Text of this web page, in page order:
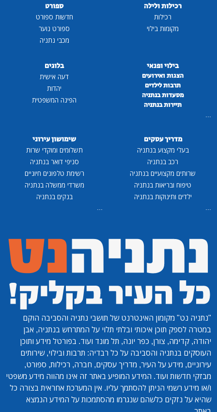
רכילות ולילה
רכילות
מקומות בילוי
ספורט
חדשות ספורט
ספורט נוער
מכבי נתניה
בילוי ופנאי
הצגות ואירועים
תרבות לילדים
מסעדות בנתניה
תיירות בנתניה
בלוגים
דעה אישית
יהדות
הפינה המשפטית
מדריך עסקים
בעלי מקצוע בנתניה
רכב בנתניה
שרותים מקצועיים בנתניה
טיפוח ובריאות בנתניה
ילדים ותינוקות בנתניה
שימושון עירוני
תשלומים ומוקדי שרות
סניפי דואר בנתניה
רשימת טלפונים חיוניים
משרדי ממשלה בנתניה
בנקים בנתניה
"נתניה נט" מקומון האינטרנט של תושבי נתניה והסביבה הוקם
במטרה לספק תוכן איכותי ובלתי תלוי על המתרחש בנתניה, אבן
יהודה, קדימה, צורן, כפר יונה, תל מונד ועוד. בפורטל מידע ותוכן
העוסקים בנתניה והסביבה על כל רבדיה: תרבות ובילוי, שירותים
עירוניים, מידע על העיר, מדריך עסקים, חברה, רכילות, ספורט,
מבזקי חדשות ועוד. המידע המופיע באתר זה אינו מהווה מידע משפטי
ו/או מידע רשמי הניתן להסתמך עליו. אין המערכת אחראית בצורה כל
שהיא על נזקים כלשהם שנגרמו מהסתמכות על המידע הנמצא